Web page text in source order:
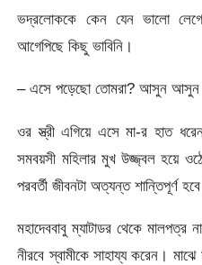
ভদ্রলোককে কেন যেন ভালো
আগেপিছে কিছু ভাবিনি।
– এসে পড়েছো তোমরা? আসুন আসুন।
ওর স্ত্রী এগিয়ে এসে মা-র হাত
সমবয়সী মহিলার মুখ উজ্জ্বল হয়ে
পরবর্তী জীবনটা অত্যন্ত শান্তিপূর্ণ
মহাদেববাবু ম্যাটাডর থেকে মালপত্র
নীরবে স্বামীকে সাহায্য করেন।